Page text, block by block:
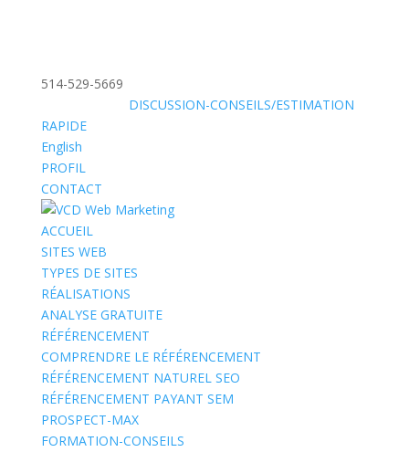
514-529-5669
DISCUSSION-CONSEILS/ESTIMATION
RAPIDE
English
PROFIL
CONTACT
ACCUEIL
SITES WEB
TYPES DE SITES
RÉALISATIONS
ANALYSE GRATUITE
RÉFÉRENCEMENT
COMPRENDRE LE RÉFÉRENCEMENT
RÉFÉRENCEMENT NATUREL SEO
RÉFÉRENCEMENT PAYANT SEM
PROSPECT-MAX
FORMATION-CONSEILS